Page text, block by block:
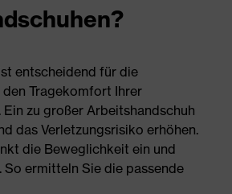
entscheidend für die
Tragekomfort Ihrer
zu großer Arbeitshandschuh
das Verletzungsrisiko erhöhen.
die Beweglichkeit ein und
So ermitteln Sie die passende